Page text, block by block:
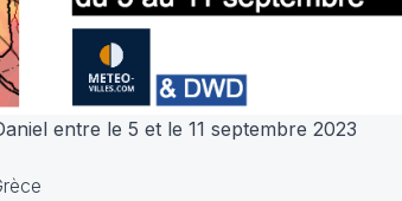
entre le 5 et le 11 septembre 2023